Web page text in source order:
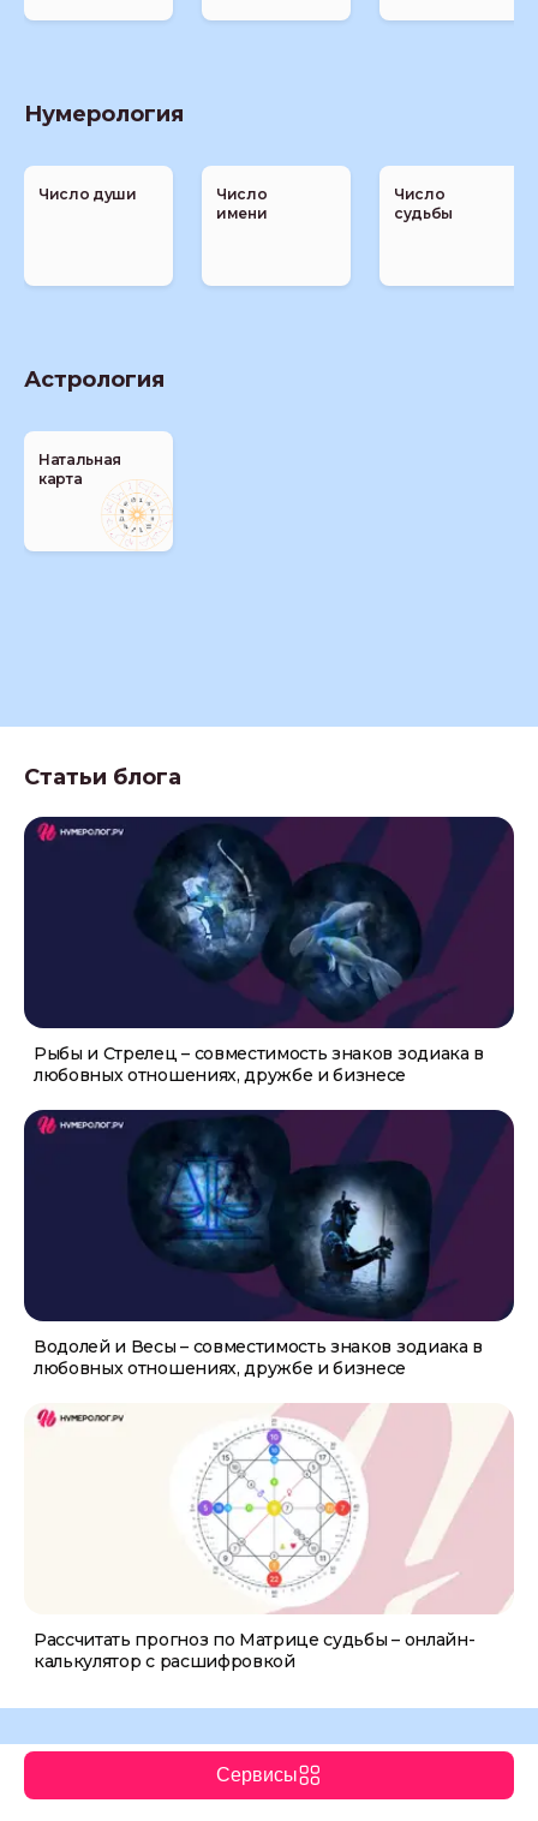
Сервисы
Нумерология
Число души
Число
имени
Число
судьбы
Астрология
Натальная
карта
Статьи блога
Рыбы и Стрелец – совместимость знаков зодиака в
любовных отношениях, дружбе и бизнесе
Водолей и Весы – совместимость знаков зодиака в
любовных отношениях, дружбе и бизнесе
Рассчитать прогноз по Матрице судьбы – онлайн-
калькулятор с расшифровкой